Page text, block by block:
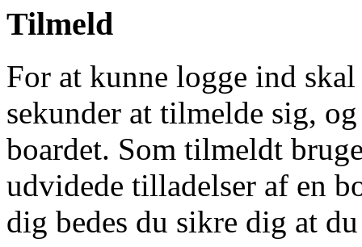
Tilmeld
For at kunne logge ind
sekunder at tilmelde sig,
boardet. Som tilmeldt
udvidede tilladelser af en
dig bedes du sikre dig at